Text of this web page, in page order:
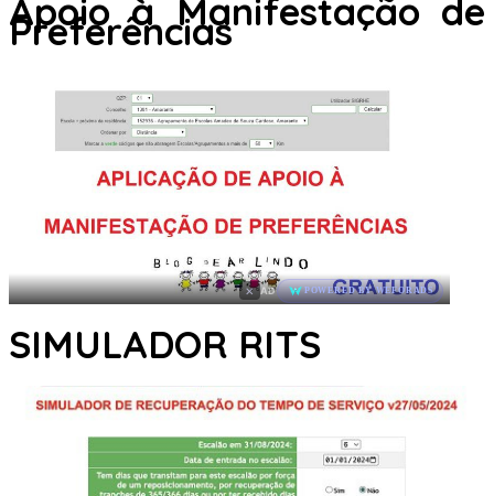
Apoio à Manifestação de
Preferências
× AD POWERED BY WEFORADS
SIMULADOR RITS